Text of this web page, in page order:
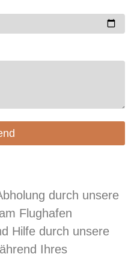
durch unsere
Flughafen
Hilfe durch unsere
Ihres